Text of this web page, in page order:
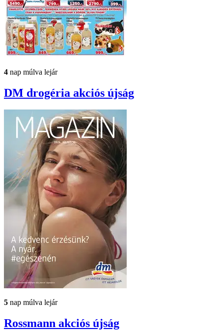
4 nap múlva lejár
DM drogéria akciós újság
5 nap múlva lejár
Rossmann akciós újság